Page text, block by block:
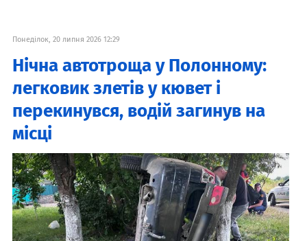
Понеділок, 20 липня 2026 12:29
Нічна автотроща у Полонному:
легковик злетів у кювет і
перекинувся, водій загинув на
місці